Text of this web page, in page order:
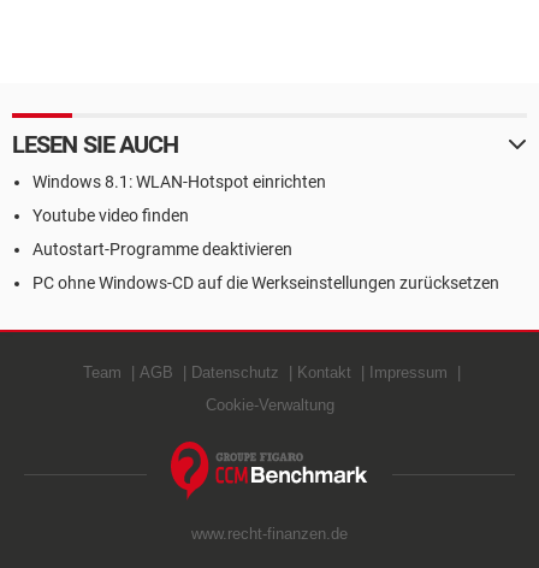
LESEN SIE AUCH
Windows 8.1: WLAN-Hotspot einrichten
Youtube video finden
Autostart-Programme deaktivieren
PC ohne Windows-CD auf die Werkseinstellungen zurücksetzen
Team AGB Datenschutz Kontakt
Impressum
Cookie-Verwaltung
www.recht-finanzen.de